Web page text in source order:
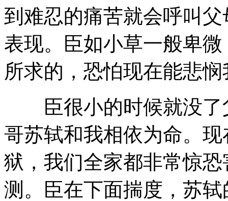
到难忍的痛苦就会呼叫
表现。臣如小草一般卑
所求的，恐怕现在能悲
臣很小的时候就没了
哥苏轼和我相依为命。
狱，我们全家都非常惊
测。臣在下面揣度，苏